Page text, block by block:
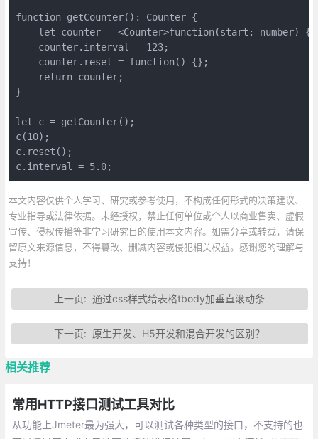
function getCounter(): Counter {
let counter = <Counter>function(start: number)
    counter.interval = 123;
    counter.reset = function() {};
    return counter;
}
let c = getCounter();
c(10);
c.reset();
c.interval = 5.0;
本文内容仅供个人学习、研究或参考使用，不构成任何形式的决策建议、
专业指导或法律依据。未经授权，禁止任何单位或个人以商业售卖、虚假
宣传、侵权传播等非学习研究目的使用本文内容。如需分享或转载，请保
留原文来源信息，不得篡改、删减内容或侵犯相关权益。感谢您的理解与
支持！
上一页:通过css样式给表格tbody加垂直滚动条
下一页: 原生开发、H5开发和混合开发的区别？
相关推荐
常用HTTP接口测试工具对比
从功能上Jmeter最为强大，可以测试各种类型的接口，不支持的也